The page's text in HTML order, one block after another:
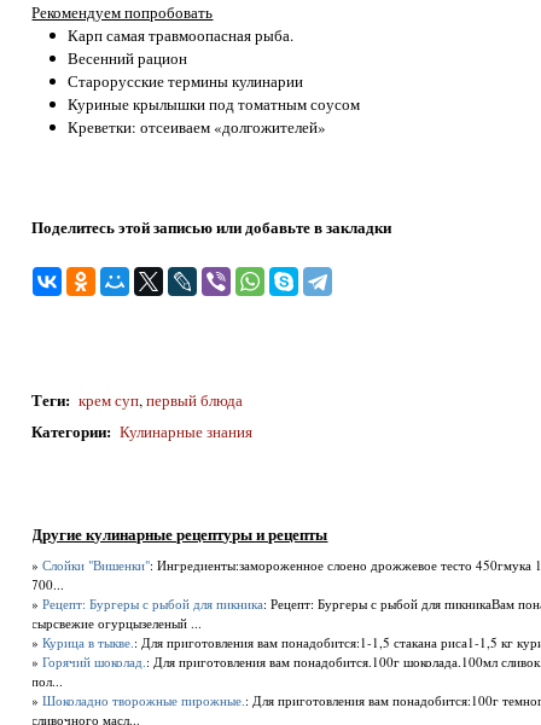
Рекомендуем попробовать
Карп самая травмоопасная рыба.
Весенний рацион
Старорусские термины кулинарии
Куриные крылышки под томатным соусом
Креветки: отсеиваем «долгожителей»
Поделитесь этой записью или добавьте в закладки
Теги: крем суп, первый блюда
Категории: Кулинарные знания
Другие кулинарные рецептуры и рецепты
»Слойки "Вишенки": Ингредиенты:замороженное слоено дрожжевое тесто 450гмука
700...
»Рецепт: Бургеры с рыбой для пикника: Рецепт: Бургеры с рыбой для пикникаВам
сырсвежие огурцызеленый ...
»Курица в тыкве.: Для приготовления вам понадобится:1-1,5 стакана риса1-1,5 кг
»Горячий шоколад.: Для приготовления вам понадобится.100г шоколада.100мл
пол...
»Шоколадно творожные пирожные.: Для приготовления вам понадобится:100г
сливочного масл...